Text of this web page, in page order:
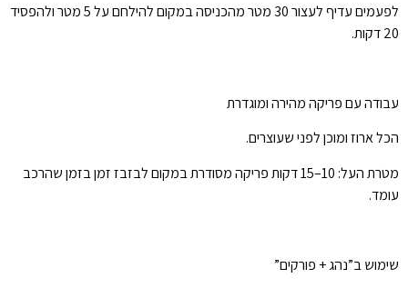
לפעמים עדיף לעצור 30 מטר מהכניסה במקום להילחם על 5 מטר ולהפסיד
20 דקות.
עבודה עם פריקה מהירה ומוגדרת
הכל ארוז ומוכן לפני שעוצרים.
מטרת העל: 10–15 דקות פריקה מסודרת במקום לבזבז זמן בזמן שהרכב
עומד.
שימוש ב”נהג + פורקים”